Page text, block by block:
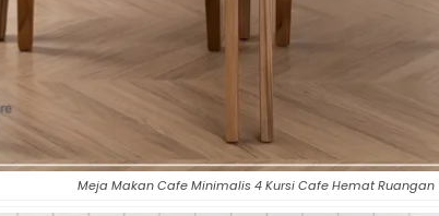
Meja Makan Cafe Minimalis 4 Kursi Cafe Hemat Ruangan